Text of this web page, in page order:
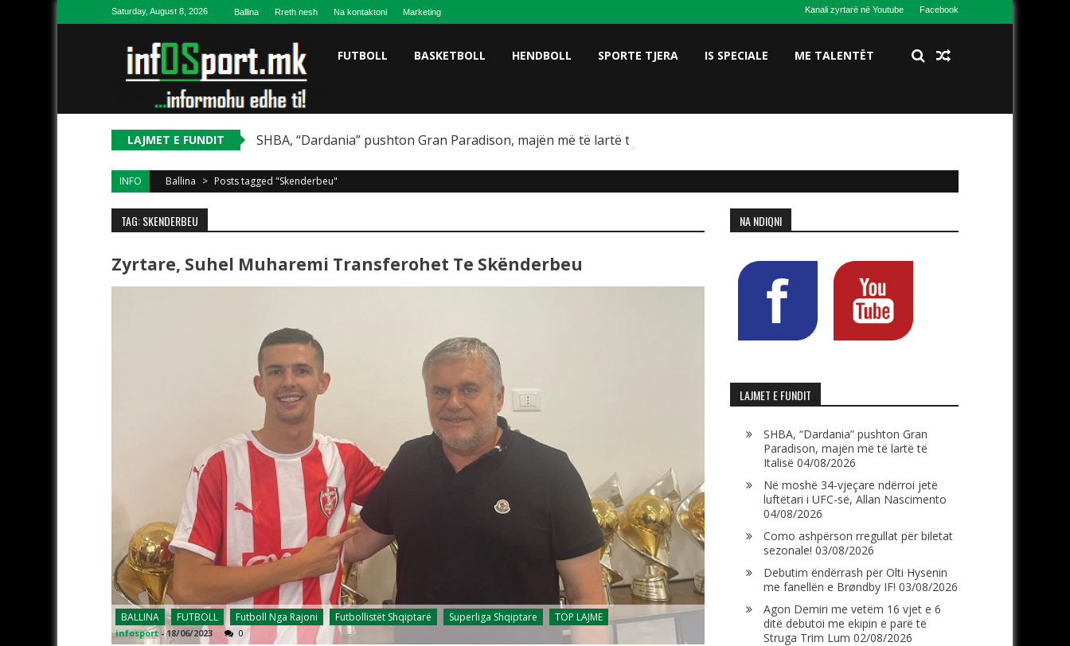
Skip to contentSaturday, August 8, 2026 Ballina Rreth nesh Na kontaktoni Marketing Kanali zyrtarë në Youtube Facebook
FUTBOLL BASKETBOLL HENDBOLL SPORTE TJERA IS SPECIALE ME TALENTËT
LAJMET E FUNDIT SHBA, “Dardania” pushton Gran Paradison, majën më të lartë të Italisë
INFO Ballina > Posts tagged "Skenderbeu"
TAG: SKENDERBEU
Zyrtare, Suhel Muharemi Transferohet Te Skënderbeu
BALLINA FUTBOLL Futboll Nga Rajoni Futbollistët Shqiptarë Superliga Shqiptare TOP LAJME
infosport -18/06/2023 0
NA NDIQNI
LAJMET E FUNDIT
SHBA, “Dardania” pushton Gran
Paradison, majën më të lartë të
Italisë 04/08/2026
Në moshë 34-vjeçare ndërroi jetë
luftëtari i UFC-së, Allan Nascimento
04/08/2026
Como ashpërson rregullat për biletat
sezonale! 03/08/2026
Debutim ëndërrash për Olti Hysenin
me fanellën e Brøndby IF! 03/08/2026
Agon Demiri me vetëm 16 vjet e 6
ditë debutoi me ekipin e parë të
Struga Trim Lum 02/08/2026